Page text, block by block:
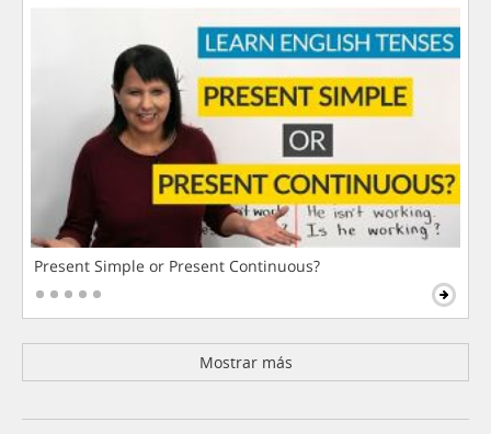
Present Simple or Present Continuous?
Mostrar más